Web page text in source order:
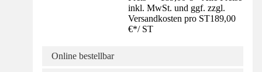
inkl. MwSt. und ggf. zzgl.
Versandkosten pro ST189,00
€*/ ST
Online bestellbar